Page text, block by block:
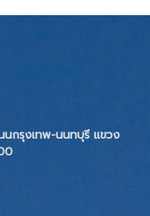
กรุงเทพ-นนทบุรี แขวง